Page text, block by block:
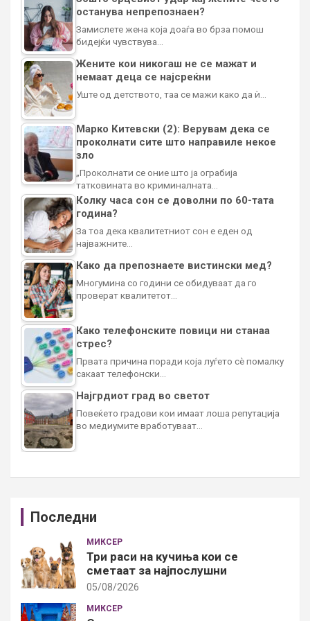
останува непрепознаен?
Замислете жена која доаѓа во брза помош
бидејќи чувствува…
Жените кои никогаш не се мажат и
немаат деца се најсреќни
Уште од детството, таа се мажи како да ѝ…
Марко Китевски (2): Верувам дека се
проколнати сите што направиле некое
зло
„Проколнати се оние што ја ограбија
татковината во криминалната…
Колку часа сон се доволни по 60-тата
година?
За тоа дека квалитетниот сон е еден од
најважните…
Како да препознаете вистински мед?
Многумина со години се обидуваат да го
проверат квалитетот…
Како телефонските повици ни станаа
стрес?
Првата причина поради која луѓето сè помалку
сакаат телефонски…
Најгрдиот град во светот
Повеќето градови кои имаат лоша репутација
во медиумите вработуваат…
Последни
МИКСЕР
Три раси на кучиња кои се
сметаат за најпослушни
05/08/2026
МИКСЕР